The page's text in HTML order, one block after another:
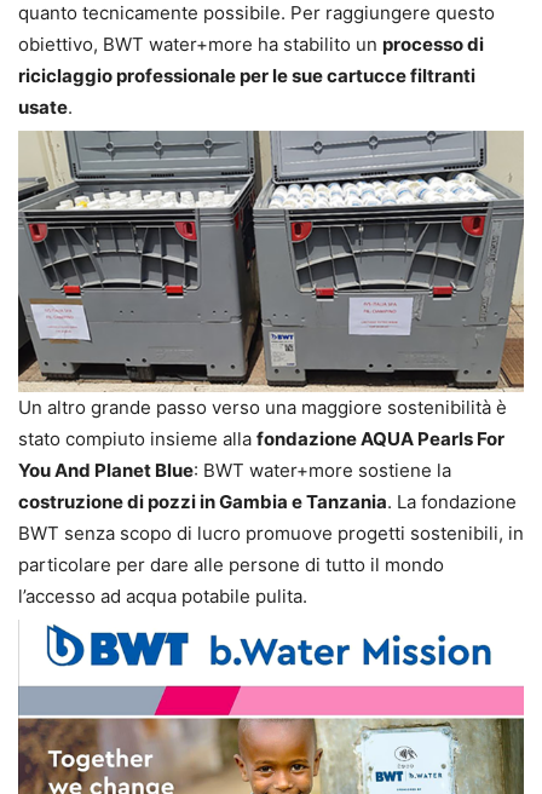
quanto tecnicamente possibile. Per raggiungere questo
obiettivo, BWT water+more ha stabilito un processo di
riciclaggio professionale per le sue cartucce filtranti
usate.
Un altro grande passo verso una maggiore sostenibilità è
stato compiuto insieme alla fondazione AQUA Pearls For
You And Planet Blue: BWT water+more sostiene la
costruzione di pozzi in Gambia e Tanzania. La fondazione
BWT senza scopo di lucro promuove progetti sostenibili, in
particolare per dare alle persone di tutto il mondo
l’accesso ad acqua potabile pulita.